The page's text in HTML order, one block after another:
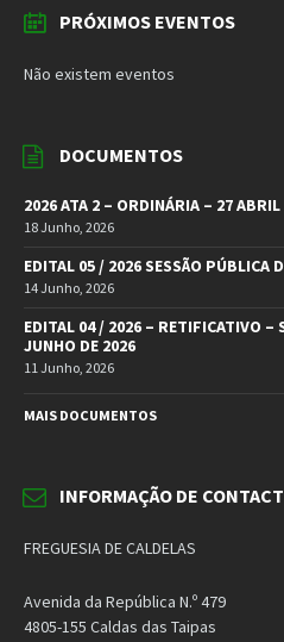
PRÓXIMOS EVENTOS
Não existem eventos
DOCUMENTOS
2026 ATA 2 – ORDINÁRIA – 27 ABRIL
18 Junho, 2026
EDITAL 05 / 2026 SESSÃO PÚBLICA
14 Junho, 2026
EDITAL 04 / 2026 – RETIFICATIVO –
JUNHO DE 2026
11 Junho, 2026
MAIS DOCUMENTOS
INFORMAÇÃO DE
FREGUESIA DE CALDELAS
Avenida da República N.º 479
4805-155 Caldas das Taipas